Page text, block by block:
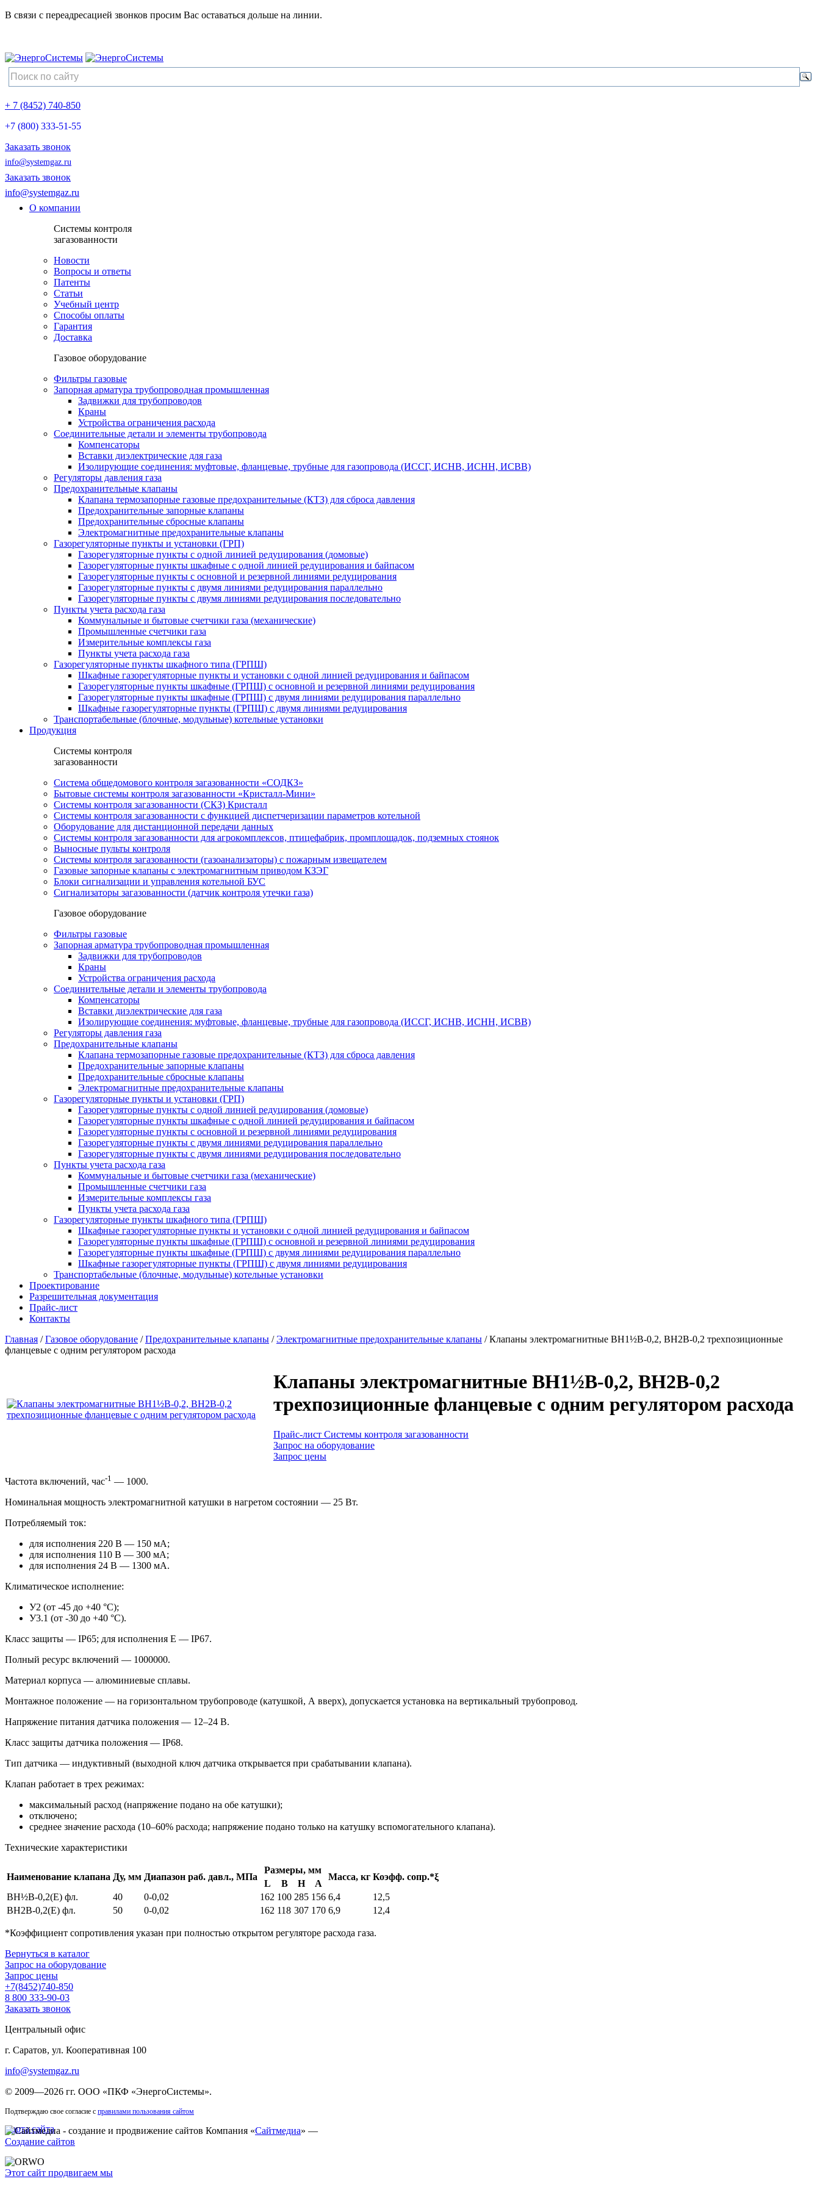
В связи с переадресацией звонков просим Вас оставаться дольше на линии.
+ 7 (8452) 740-850
+7 (800) 333-51-55
Заказать звонок
info@systemgaz.ru
Заказать звонок
info@systemgaz.ru
О компании
Системы контроля
загазованности
Новости
Вопросы и ответы
Патенты
Статьи
Учебный центр
Способы оплаты
Гарантия
Доставка
Газовое оборудование
Фильтры газовые
Запорная арматура трубопроводная промышленная
Задвижки для трубопроводов
Краны
Устройства ограничения расхода
Соединительные детали и элементы трубопровода
Компенсаторы
Вставки диэлектрические для газа
Изолирующие соединения: муфтовые, фланцевые, трубные для газопровода (ИССГ, ИСНВ, ИСНН, ИСВВ)
Регуляторы давления газа
Предохранительные клапаны
Клапана термозапорные газовые предохранительные (КТЗ) для сброса давления
Предохранительные запорные клапаны
Предохранительные сбросные клапаны
Электромагнитные предохранительные клапаны
Газорегуляторные пункты и установки (ГРП)
Газорегуляторные пункты с одной линией редуцирования (домовые)
Газорегуляторные пункты шкафные с одной линией редуцирования и байпасом
Газорегуляторные пункты с основной и резервной линиями редуцирования
Газорегуляторные пункты с двумя линиями редуцирования параллельно
Газорегуляторные пункты с двумя линиями редуцирования последовательно
Пункты учета расхода газа
Коммунальные и бытовые счетчики газа (механические)
Промышленные счетчики газа
Измерительные комплексы газа
Пункты учета расхода газа
Газорегуляторные пункты шкафного типа (ГРПШ)
Шкафные газорегуляторные пункты и установки c одной линией редуцирования и байпасом
Газорегуляторные пункты шкафные (ГРПШ) с основной и резервной линиями редуцирования
Газорегуляторные пункты шкафные (ГРПШ) с двумя линиями редуцирования параллельно
Шкафные газорегуляторные пункты (ГРПШ) c двумя линиями редуцирования
Транспортабельные (блочные, модульные) котельные установки
Продукция
Системы контроля
загазованности
Система общедомового контроля загазованности «СОДКЗ»
Бытовые системы контроля загазованности «Кристалл-Мини»
Системы контроля загазованности (СКЗ) Кристалл
Системы контроля загазованности с функцией диспетчеризации параметров котельной
Оборудование для дистанционной передачи данных
Системы контроля загазованности для агрокомплексов, птицефабрик, промплощадок, подземных стоянок
Выносные пульты контроля
Системы контроля загазованности (газоанализаторы) с пожарным извещателем
Газовые запорные клапаны с электромагнитным приводом КЗЭГ
Блоки сигнализации и управления котельной БУС
Сигнализаторы загазованности (датчик контроля утечки газа)
Газовое оборудование
Фильтры газовые
Запорная арматура трубопроводная промышленная
Задвижки для трубопроводов
Краны
Устройства ограничения расхода
Соединительные детали и элементы трубопровода
Компенсаторы
Вставки диэлектрические для газа
Изолирующие соединения: муфтовые, фланцевые, трубные для газопровода (ИССГ, ИСНВ, ИСНН, ИСВВ)
Регуляторы давления газа
Предохранительные клапаны
Клапана термозапорные газовые предохранительные (КТЗ) для сброса давления
Предохранительные запорные клапаны
Предохранительные сбросные клапаны
Электромагнитные предохранительные клапаны
Газорегуляторные пункты и установки (ГРП)
Газорегуляторные пункты с одной линией редуцирования (домовые)
Газорегуляторные пункты шкафные с одной линией редуцирования и байпасом
Газорегуляторные пункты с основной и резервной линиями редуцирования
Газорегуляторные пункты с двумя линиями редуцирования параллельно
Газорегуляторные пункты с двумя линиями редуцирования последовательно
Пункты учета расхода газа
Коммунальные и бытовые счетчики газа (механические)
Промышленные счетчики газа
Измерительные комплексы газа
Пункты учета расхода газа
Газорегуляторные пункты шкафного типа (ГРПШ)
Шкафные газорегуляторные пункты и установки c одной линией редуцирования и байпасом
Газорегуляторные пункты шкафные (ГРПШ) с основной и резервной линиями редуцирования
Газорегуляторные пункты шкафные (ГРПШ) с двумя линиями редуцирования параллельно
Шкафные газорегуляторные пункты (ГРПШ) c двумя линиями редуцирования
Транспортабельные (блочные, модульные) котельные установки
Проектирование
Разрешительная документация
Прайс-лист
Контакты
Главная / Газовое оборудование / Предохранительные клапаны / Электромагнитные предохранительные клапаны / Клапаны электромагнитные ВН1½В-0,2, ВН2В-0,2 трехпозиционные
фланцевые с одним регулятором расхода
Клапаны электромагнитные ВН1½В-0,2, ВН2В-0,2
трехпозиционные фланцевые с одним регулятором расхода
Прайс-лист Системы контроля загазованности
Запрос на оборудование
Запрос цены
Частота включений, час-1 — 1000.
Номинальная мощность электромагнитной катушки в нагретом состоянии — 25 Вт.
Потребляемый ток:
для исполнения 220 В — 150 мА;
для исполнения 110 В — 300 мА;
для исполнения 24 В — 1300 мА.
Климатическое исполнение:
У2 (от -45 до +40 °С);
У3.1 (от -30 до +40 °С).
Класс защиты — IP65; для исполнения Е — IP67.
Полный ресурс включений — 1000000.
Материал корпуса — алюминиевые сплавы.
Монтажное положение — на горизонтальном трубопроводе (катушкой, А вверх), допускается установка на вертикальный трубопровод.
Напряжение питания датчика положения — 12–24 В.
Класс защиты датчика положения — IP68.
Тип датчика — индуктивный (выходной ключ датчика открывается при срабатывании клапана).
Клапан работает в трех режимах:
максимальный расход (напряжение подано на обе катушки);
отключено;
среднее значение расхода (10–60% расхода; напряжение подано только на катушку вспомогательного клапана).
Технические характеристики
Наименование клапана Ду, мм Диапазон раб. давл., МПа
Размеры, мм
Масса, кг Коэфф. сопр.*ξ
L В Н
А
ВН½В-0,2(Е) фл.
40 0-0,02 162 100 285 156 6,4
12,5
ВН2В-0,2(Е) фл.
50 0-0,02 162 118 307 170 6,9 12,4
*Коэффициент сопротивления указан при полностью открытом регуляторе расхода газа.
Вернуться в каталог
Запрос на оборудование
Запрос цены
+7(8452)740-850
8 800 333-90-03
Заказать звонок
Центральный офис
г. Саратов, ул. Кооперативная 100
info@systemgaz.ru
© 2009—2026 гг. ООО «ПКФ «ЭнергоСистемы».
Подтверждаю свое согласие с правилами пользования сайтом
Карта сайта Компания «Сайтмедиа» —
Создание сайтов
Этот сайт продвигаем мы